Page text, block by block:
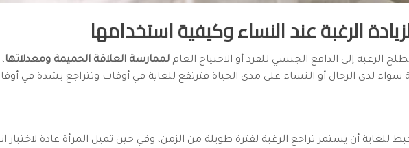
الرغبة عند النساء وكيفية استخدامها
الرغبة إلى الدافع الجنسي للفرد أو الاحتياج العام لممارسة العلاقة الحميمة ومعدلاتها
سواء لدى الرجال أو النساء على مدى الحياة فترتفع للغاية في أوقات وتتراجع بشدة في
للغاية أن يستمر تراجع الرغبة لفترة طويلة من الزمن، وفي حين تميل المرأة عادة